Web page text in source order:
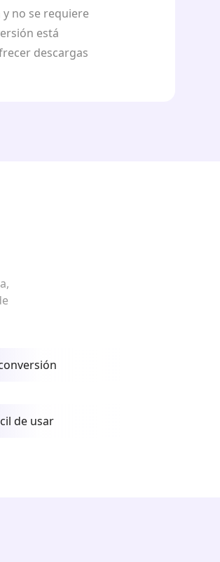
y no se requiere
está
descargas
de usar